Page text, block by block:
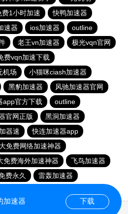
1小时加速
快鸭加速器
速器 ios加速器
outline
老王vn加速器
极光vqn官网
费vqn加速下载
机场
小猫咪ciash加速器
黑豹加速器
风驰加速器官网
app官方下载
outline
官网正版
黑洞加速器
器速
快连加速器app
免费网络加速神器
免费海外加速神器
飞鸟加速器
费永久
雷轰加速器
加速器 下载